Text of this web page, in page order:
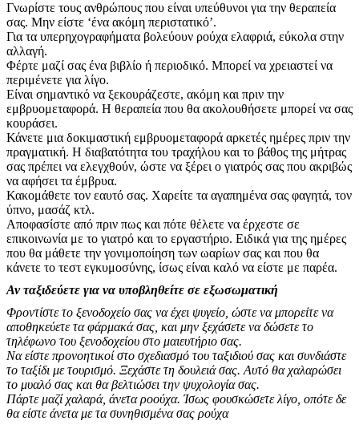
Γνωρίστε τους ανθρώπους που είναι υπεύθυνοι για την θεραπεία
σας. Μην είστε ‘ένα ακόμη περιστατικό’.
Για τα υπερηχογραφήματα βολεύουν ρούχα ελαφριά, εύκολα στην
αλλαγή.
Φέρτε μαζί σας ένα βιβλίο ή περιοδικό. Μπορεί να χρειαστεί να
περιμένετε για λίγο.
Είναι σημαντικό να ξεκουράζεστε, ακόμη και πριν την
εμβρυομεταφορά. Η θεραπεία που θα ακολουθήσετε μπορεί να σας
κουράσει.
Κάνετε μια δοκιμαστική εμβρυομεταφορά αρκετές ημέρες πριν την
πραγματική. Η διαβατότητα του τραχήλου και το βάθος της μήτρας
σας πρέπει να ελεγχθούν, ώστε να ξέρει ο γιατρός σας που ακριβώς
να αφήσει τα έμβρυα.
Κακομάθετε τον εαυτό σας. Χαρείτε τα αγαπημένα σας φαγητά, τον
ύπνο, μασάζ κτλ.
Αποφασίστε από πριν πως και πότε θέλετε να έρχεστε σε
επικοινωνία με το γιατρό και το εργαστήριο. Ειδικά για της ημέρες
που θα μάθετε την γονιμοποίηση των ωαρίων σας και που θα
κάνετε το τεστ εγκυμοσύνης, ίσως είναι καλό να είστε με παρέα.
Αν ταξιδεύετε για να υποβληθείτε σε εξωσωματική
Φροντίστε το ξενοδοχείο σας να έχει ψυγείο, ώστε να μπορείτε να
αποθηκεύετε τα φάρμακά σας, και μην ξεχάσετε να δώσετε το
τηλέφωνο του ξενοδοχείου στο μαιευτήριο σας.
Να είστε προνοητικοί στο σχεδιασμό του ταξιδιού σας και συνδιάστε
το ταξίδι με τουρισμό. Ξεχάστε τη δουλειά σας. Αυτό θα χαλαρώσει
το μυαλό σας και θα βελτιώσει την ψυχολογία σας.
Πάρτε μαζί χαλαρά, άνετα ροούχα. Ίσως φουσκώσετε λίγο, οπότε δε
θα είστε άνετα με τα συνηθισμένα σας ρούχα